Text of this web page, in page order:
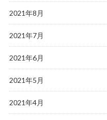
2021年8月
2021年7月
2021年6月
2021年5月
2021年4月